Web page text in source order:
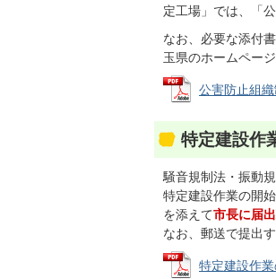
定工場」では、「
なお、必要な添付
玉県のホームペー
公害防止組
特定建設作
騒音規制法・振動
特定建設作業の開
を添えて市長に届
なお、郵送で提出
特定建設作